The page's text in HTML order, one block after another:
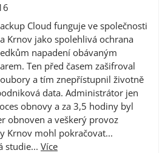
Cloud funguje ve společnosti
Krnov jako spolehlivá ochrana
napadení obávaným
Ten před časem zašifroval
a tím znepřístupnil životně
data. Administrátor jen
obnovy a za 3,5 hodiny byl
obnoven a veškerý provoz
Krnov mohl pokračovat...
studie... Více